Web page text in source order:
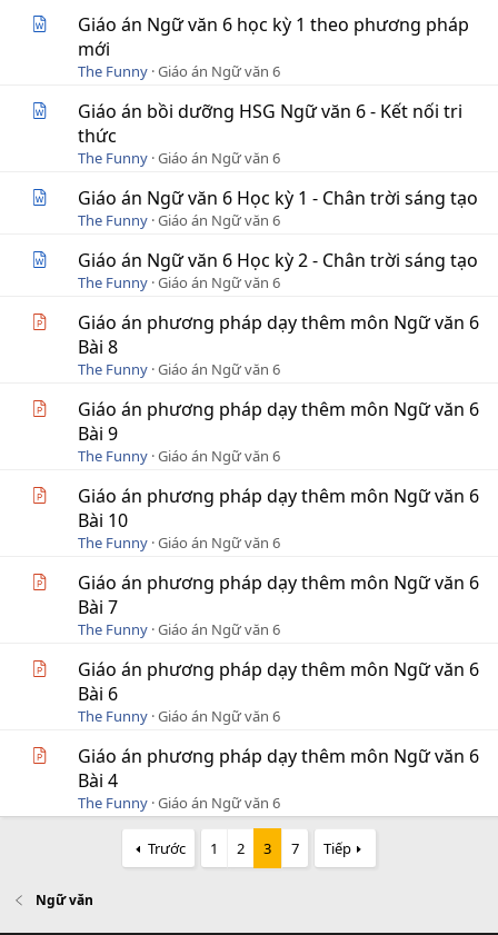
Giáo án Ngữ văn 6 học kỳ 1 theo phương pháp
mới
The Funny Giáo án Ngữ văn 6
Giáo án bồi dưỡng HSG Ngữ văn 6 - Kết nối tri
thức
The Funny Giáo án Ngữ văn 6
Giáo án Ngữ văn 6 Học kỳ 1 - Chân trời sáng tạo
The Funny Giáo án Ngữ văn 6
Giáo án Ngữ văn 6 Học kỳ 2 - Chân trời sáng tạo
The Funny Giáo án Ngữ văn 6
Giáo án phương pháp dạy thêm môn Ngữ văn 6
Bài 8
The Funny Giáo án Ngữ văn 6
Giáo án phương pháp dạy thêm môn Ngữ văn 6
Bài 9
The Funny Giáo án Ngữ văn 6
Giáo án phương pháp dạy thêm môn Ngữ văn 6
Bài 10
The Funny Giáo án Ngữ văn 6
Giáo án phương pháp dạy thêm môn Ngữ văn 6
Bài 7
The Funny Giáo án Ngữ văn 6
Giáo án phương pháp dạy thêm môn Ngữ văn 6
Bài 6
The Funny Giáo án Ngữ văn 6
Giáo án phương pháp dạy thêm môn Ngữ văn 6
Bài 4
The Funny Giáo án Ngữ văn 6
Trước 1 2 3 7 Tiếp
Ngữ văn